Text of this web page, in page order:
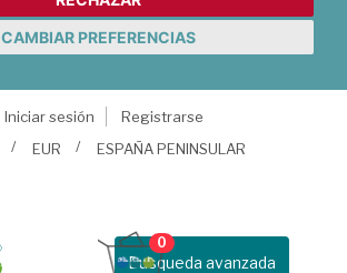
CAMBIAR PREFERENCIAS
Iniciar sesión
Registrarse
EUR ESPAÑA PENINSULAR
Busqueda avanzada
0